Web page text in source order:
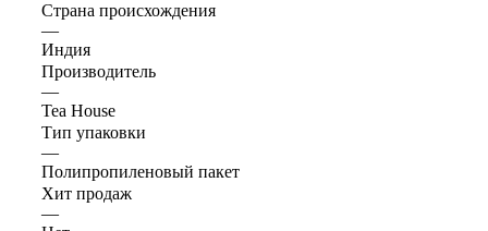
Страна происхождения
—
Индия
Производитель
—
Tea House
Тип упаковки
—
Полипропиленовый пакет
Хит продаж
—